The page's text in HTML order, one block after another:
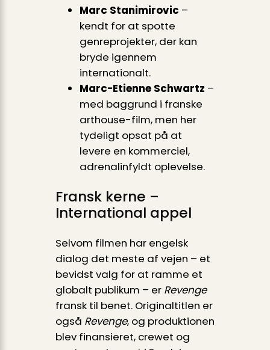
Marc Stanimirovic –
kendt for at spotte
genreprojekter, der kan
bryde igennem
internationalt.
Marc-Etienne Schwartz –
med baggrund i franske
arthouse-film, men her
tydeligt opsat på at
levere en kommerciel,
adrenalinfyldt oplevelse.
Fransk kerne –
International appel
Selvom filmen har engelsk
dialog det meste af vejen – et
bevidst valg for at ramme et
globalt publikum – er Revenge
fransk til benet. Original­titlen er
også Revenge, og produktionen
blev finansieret, crewet og